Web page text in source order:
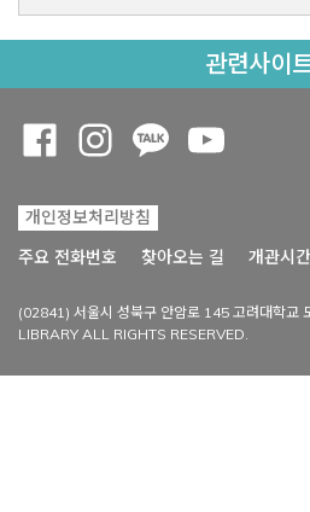
관련사이
개인정보처리방침
주요 전화번호
찾아오는 길 개관시간
(02841) 서울시 성북구 안암로 145 고려대학
LIBRARY ALL RIGHTS RESERVED.
Opens a new window
Opens a new window
Opens a new